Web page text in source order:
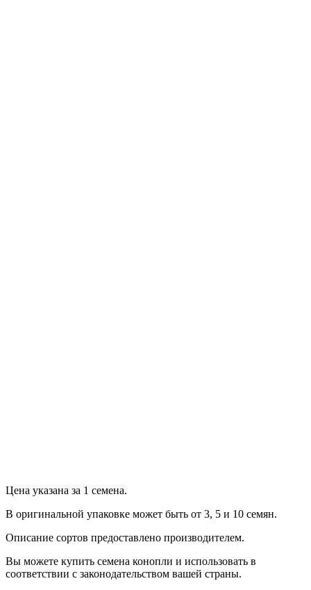
Цена указана за 1 семена.
В оригинальной упаковке может быть от 3, 5 и 10 семян.
Описание сортов предоставлено производителем.
Вы можете купить семена конопли и использовать в
соответствии с законодательством вашей страны.